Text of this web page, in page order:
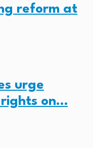
reform at
urge
on…